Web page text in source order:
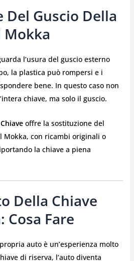
Del Guscio Della
Mokka
l’usura del guscio esterno
la plastica può rompersi e i
bene. In questo caso non
chiave, ma solo il guscio.
offre la sostituzione del
Mokka, con ricambi originali o
la chiave a piena
Della Chiave
Cosa Fare
auto è un’esperienza molto
di riserva, l’auto diventa